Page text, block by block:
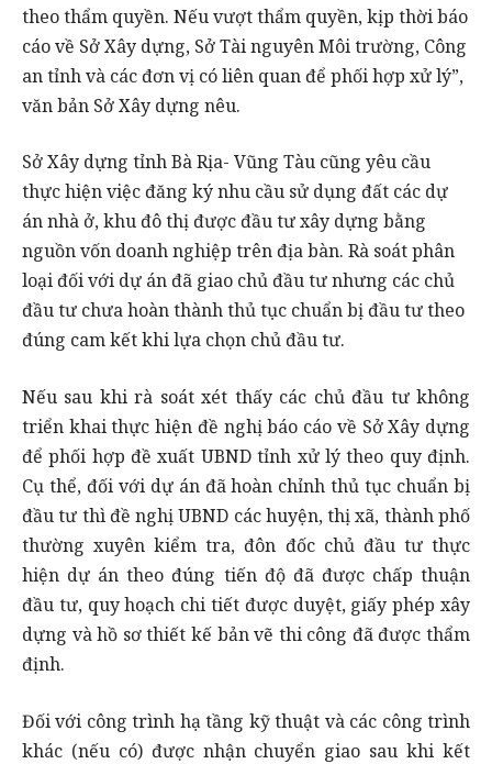
theo thẩm quyền. Nếu vượt thẩm quyền, kịp thời báo
cáo về Sở Xây dựng, Sở Tài nguyên Môi trường, Công
an tỉnh và các đơn vị có liên quan để phối hợp xử lý”,
văn bản Sở Xây dựng nêu.
Sở Xây dựng tỉnh Bà Rịa- Vũng Tàu cũng yêu cầu
thực hiện việc đăng ký nhu cầu sử dụng đất các dự
án nhà ở, khu đô thị được đầu tư xây dựng bằng
nguồn vốn doanh nghiệp trên địa bàn. Rà soát phân
loại đối với dự án đã giao chủ đầu tư nhưng các chủ
đầu tư chưa hoàn thành thủ tục chuẩn bị đầu tư theo
đúng cam kết khi lựa chọn chủ đầu tư.
Nếu sau khi rà soát xét thấy các chủ đầu tư không
triển khai thực hiện đề nghị báo cáo về Sở Xây dựng
để phối hợp đề xuất UBND tỉnh xử lý theo quy định.
Cụ thể, đối với dự án đã hoàn chỉnh thủ tục chuẩn bị
đầu tư thì đề nghị UBND các huyện, thị xã, thành phố
thường xuyên kiểm tra, đôn đốc chủ đầu tư thực
hiện dự án theo đúng tiến độ đã được chấp thuận
đầu tư, quy hoạch chi tiết được duyệt, giấy phép xây
dựng và hồ sơ thiết kế bản vẽ thi công đã được thẩm
định.
Đối với công trình hạ tầng kỹ thuật và các công trình
khác (nếu có) được nhận chuyển giao sau khi kết